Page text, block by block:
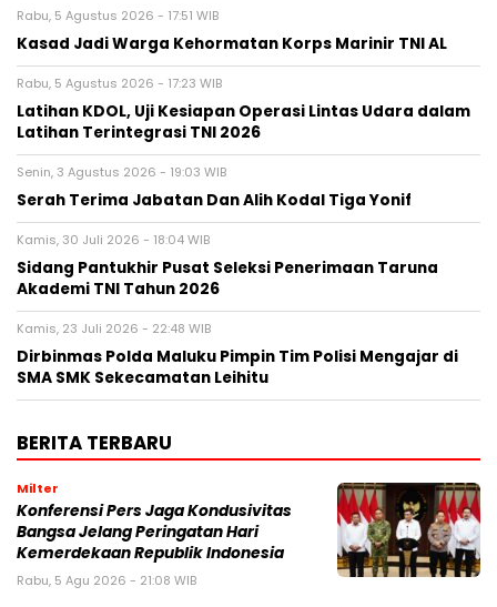
Rabu, 5 Agustus 2026 - 17:51 WIB
Kasad Jadi Warga Kehormatan Korps Marinir TNI AL
Rabu, 5 Agustus 2026 - 17:23 WIB
Latihan KDOL, Uji Kesiapan Operasi Lintas Udara dalam
Latihan Terintegrasi TNI 2026
Senin, 3 Agustus 2026 - 19:03 WIB
Serah Terima Jabatan Dan Alih Kodal Tiga Yonif
Kamis, 30 Juli 2026 - 18:04 WIB
Sidang Pantukhir Pusat Seleksi Penerimaan Taruna
Akademi TNI Tahun 2026
Kamis, 23 Juli 2026 - 22:48 WIB
Dirbinmas Polda Maluku Pimpin Tim Polisi Mengajar di
SMA SMK Sekecamatan Leihitu
BERITA TERBARU
Milter
Konferensi Pers Jaga Kondusivitas
Bangsa Jelang Peringatan Hari
Kemerdekaan Republik Indonesia
Rabu, 5 Agu 2026 - 21:08 WIB